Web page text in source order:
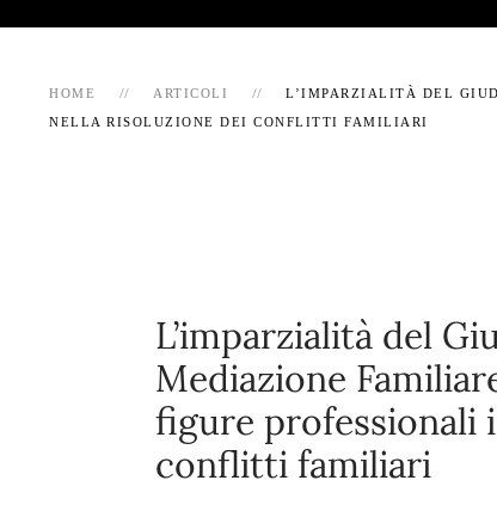
HOME ARTICOLI
L’IMPARZIALITÀ DEL
NELLA RISOLUZIONE DEI CONFLITTI FAMILIARI
L’imparzialità del
Mediazione
figure professionali
conflitti familiari